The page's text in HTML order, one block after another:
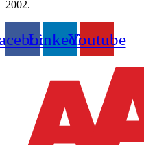
2002.
LinkedinYoutube